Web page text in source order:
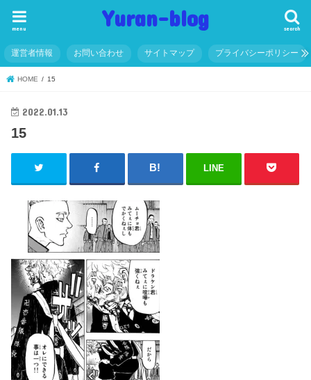
Yuran-blog search
menu
運営者情報 お問い合わせ サイトマップ プライバシーポリシー
HOME 15
2022.01.13
15
LINE